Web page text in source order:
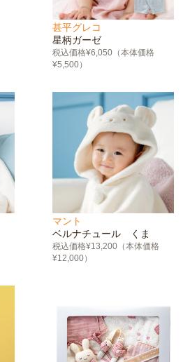
甚平グレコ
星柄ガーゼ
税込価格¥6,050（本体価格
¥5,500）
マント
ベルナチュール くま
税込価格¥13,200（本体価格
¥12,000）